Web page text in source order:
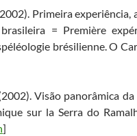
Primeira experiência,
= Première
brésilienne. O
Visão panorâmica
sur la Serra do
]